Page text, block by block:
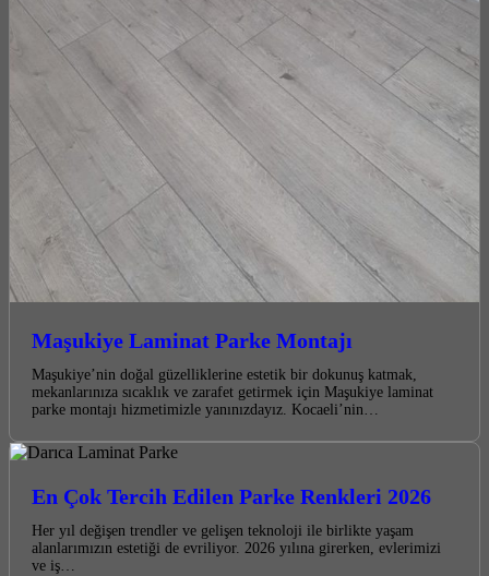
Maşukiye Laminat Parke Montajı
Maşukiye’nin doğal güzelliklerine estetik bir dokunuş katmak,
mekanlarınıza sıcaklık ve zarafet getirmek için Maşukiye laminat
parke montajı hizmetimizle yanınızdayız. Kocaeli’nin…
En Çok Tercih Edilen Parke Renkleri 2026
Her yıl değişen trendler ve gelişen teknoloji ile birlikte yaşam
alanlarımızın estetiği de evriliyor. 2026 yılına girerken, evlerimizi
ve iş…